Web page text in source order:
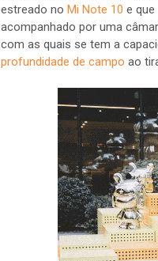
estreado no Mi Note 10 e
acompanhado por uma
com as quais se tem a
profundidade de campo ao